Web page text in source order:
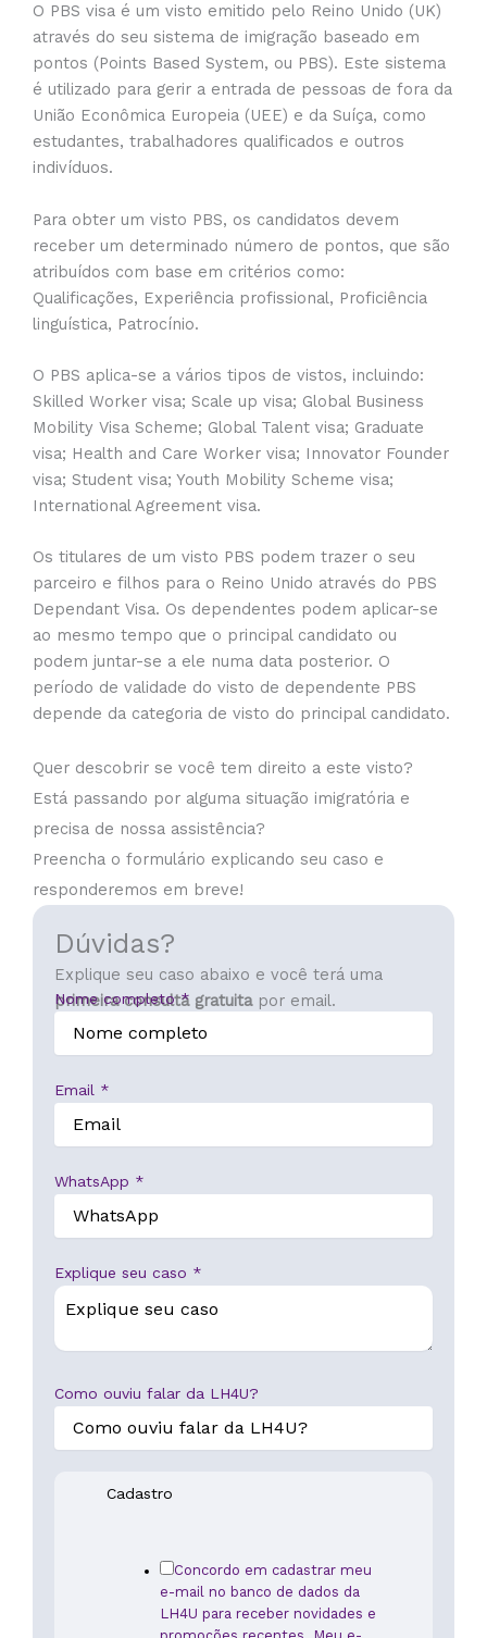
O PBS visa é um visto emitido pelo Reino Unido (UK)
através do seu sistema de imigração baseado em
pontos (Points Based System, ou PBS). Este sistema
é utilizado para gerir a entrada de pessoas de fora da
União Econômica Europeia (UEE) e da Suíça, como
estudantes, trabalhadores qualificados e outros
indivíduos.
Para obter um visto PBS, os candidatos devem
receber um determinado número de pontos, que são
atribuídos com base em critérios como:
Qualificações, Experiência profissional, Proficiência
linguística, Patrocínio.
O PBS aplica-se a vários tipos de vistos, incluindo:
Skilled Worker visa; Scale up visa; Global Business
Mobility Visa Scheme; Global Talent visa; Graduate
visa; Health and Care Worker visa; Innovator Founder
visa; Student visa; Youth Mobility Scheme visa;
International Agreement visa.
Os titulares de um visto PBS podem trazer o seu
parceiro e filhos para o Reino Unido através do PBS
Dependant Visa. Os dependentes podem aplicar-se
ao mesmo tempo que o principal candidato ou
podem juntar-se a ele numa data posterior. O
período de validade do visto de dependente PBS
depende da categoria de visto do principal candidato.
Quer descobrir se você tem direito a este visto?
Está passando por alguma situação imigratória e
precisa de nossa assistência?
Preencha o formulário explicando seu caso e
responderemos em breve!
Dúvidas?
Explique seu caso abaixo e você terá uma
primeira consulta gratuitapor email.
Nome completo*
Email *
WhatsApp *
Explique seu caso *
m
Como ouviu falar da LH4U?
Cadastro
Concordo em cadastrar meu
e-mail no banco de dados da
LH4U para receber novidades e